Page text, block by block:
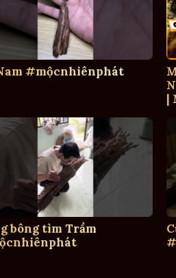
#mộcnhiênphát
|
bông tìm Trầm